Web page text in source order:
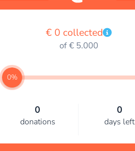
€ 0 collected
of € 5.000
0%
0
donations
0
days left